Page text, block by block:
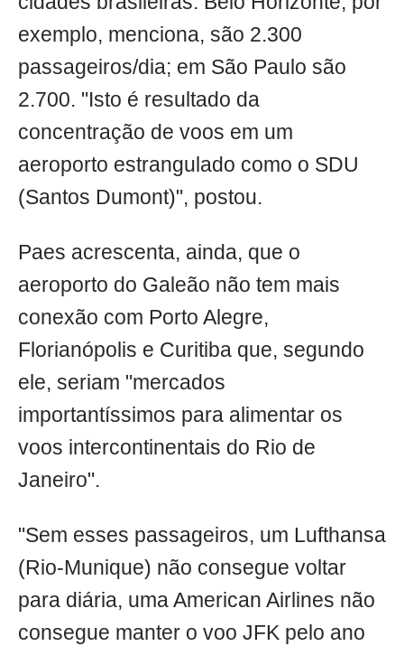
exemplo, menciona, são 2.300
passageiros/dia; em São Paulo são
2.700. "Isto é resultado da
concentração de voos em um
aeroporto estrangulado como o SDU
(Santos Dumont)", postou.
Paes acrescenta, ainda, que o
aeroporto do Galeão não tem mais
conexão com Porto Alegre,
Florianópolis e Curitiba que, segundo
ele, seriam "mercados
importantíssimos para alimentar os
voos intercontinentais do Rio de
Janeiro".
"Sem esses passageiros, um Lufthansa
(Rio-Munique) não consegue voltar
para diária, uma American Airlines não
consegue manter o voo JFK pelo ano